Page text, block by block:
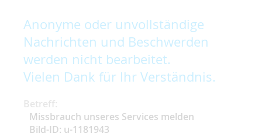
Anonyme oder unvollständige
Nachrichten und Beschwerden
werden nicht bearbeitet.
Vielen Dank für Ihr Verständnis.
Betreff:
Missbrauch unseres Services melden
Bild-ID: u-1181943